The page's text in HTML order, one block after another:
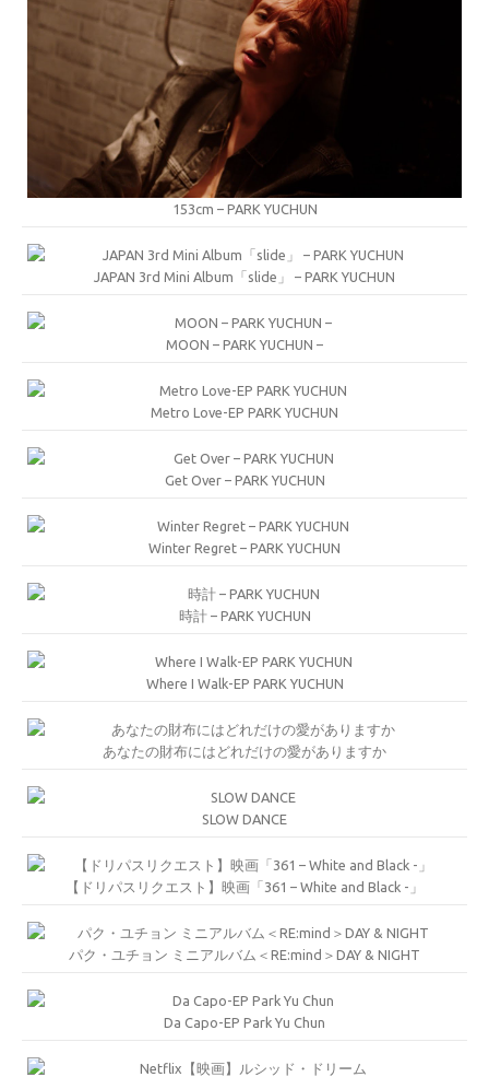
153cm – PARK YUCHUN
JAPAN 3rd Mini Album「slide」 – PARK YUCHUN
MOON – PARK YUCHUN –
Metro Love-EP PARK YUCHUN
Get Over – PARK YUCHUN
Winter Regret – PARK YUCHUN
時計 – PARK YUCHUN
Where I Walk-EP PARK YUCHUN
あなたの財布にはどれだけの愛がありますか
SLOW DANCE
【ドリパスリクエスト】映画「361 – White and Black -」
パク・ユチョン ミニアルバム＜RE:mind＞DAY & NIGHT
Da Capo-EP Park Yu Chun